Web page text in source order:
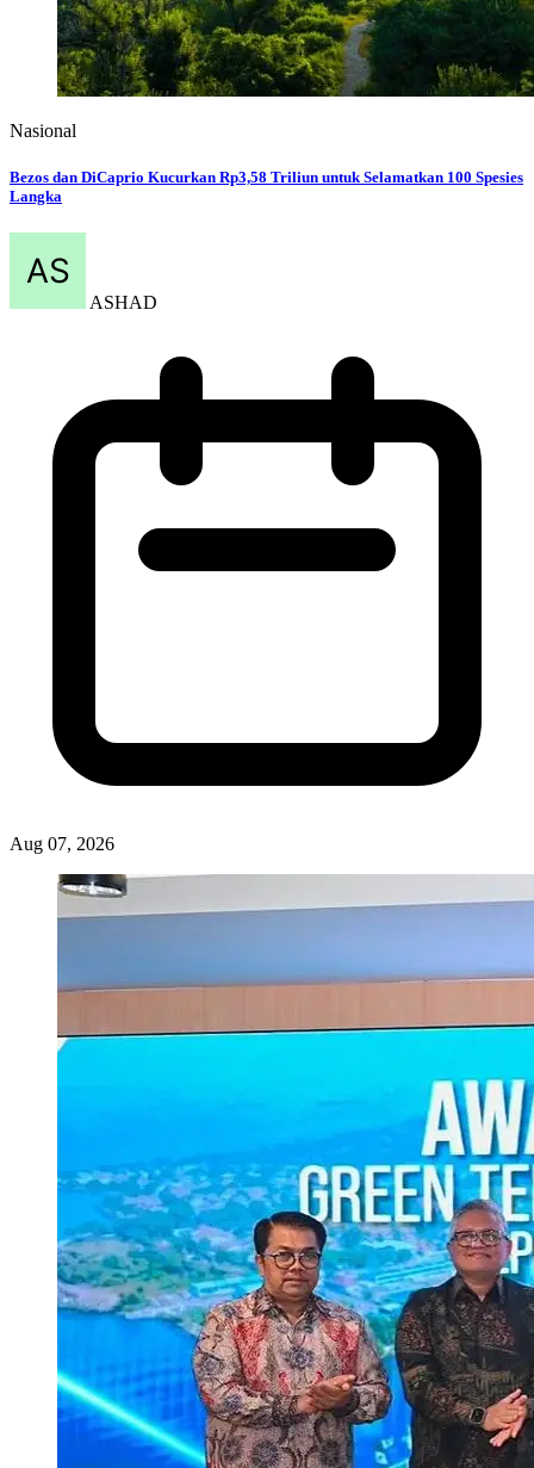
Nasional
Bezos dan DiCaprio Kucurkan Rp3,58 Triliun untuk Selamatkan 100 Spesies
Langka
ASHAD
Aug 07, 2026